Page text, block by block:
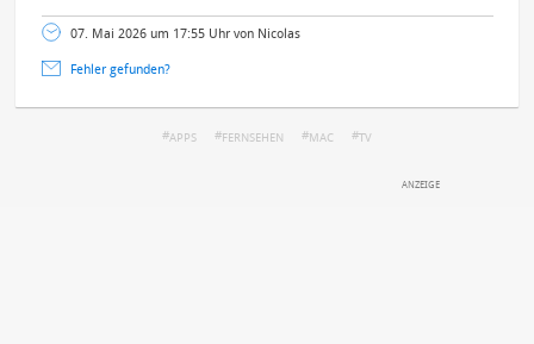
07. Mai 2026 um 17:55 Uhr von Nicolas
Fehler gefunden?
APPS FERNSEHEN MAC TV